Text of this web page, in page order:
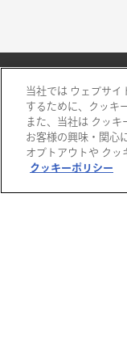
当社では ウェブサイ
するために、クッキ
また、当社は クッ
お客様の興味・関心
オプトアウトや クッ
クッキーポリシー